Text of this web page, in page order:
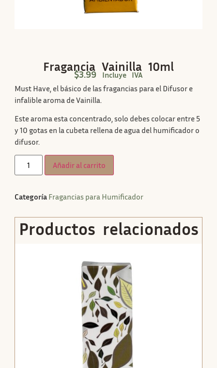
Fragancia Vainilla 10ml
$3.99
Incluye IVA
Must Have, el básico de las fragancias para el Difusor e
infalible aroma de Vainilla.
Este aroma esta concentrado, solo debes colocar entre 5
y 10 gotas en la cubeta rellena de agua del humificador o
difusor.
Añadir al carrito
Categoría Fragancias para Humificador
Productos relacionados